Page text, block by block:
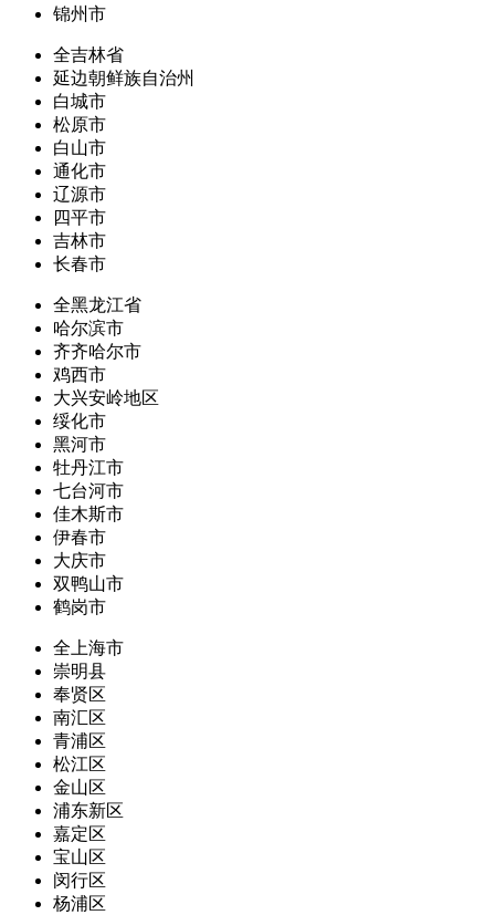
锦州市
全吉林省
延边朝鲜族自治州
白城市
松原市
白山市
通化市
辽源市
四平市
吉林市
长春市
全黑龙江省
哈尔滨市
齐齐哈尔市
鸡西市
大兴安岭地区
绥化市
黑河市
牡丹江市
七台河市
佳木斯市
伊春市
大庆市
双鸭山市
鹤岗市
全上海市
崇明县
奉贤区
南汇区
青浦区
松江区
金山区
浦东新区
嘉定区
宝山区
闵行区
杨浦区